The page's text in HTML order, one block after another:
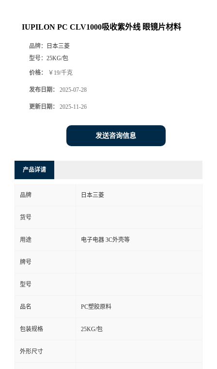
IUPILON PC CLV1000吸收紫外线 眼镜片材料
品牌：
日本三菱
型号： 25KG/包
价格： ￥19/千克
发布日期： 2025-07-28
更新日期： 2025-11-26
发送咨询信息
产品详请
品牌 日本三菱
货号
用途 电子电器 3C外壳等
牌号
型号
品名 PC塑胶原料
包装规格 25KG/包
外形尺寸